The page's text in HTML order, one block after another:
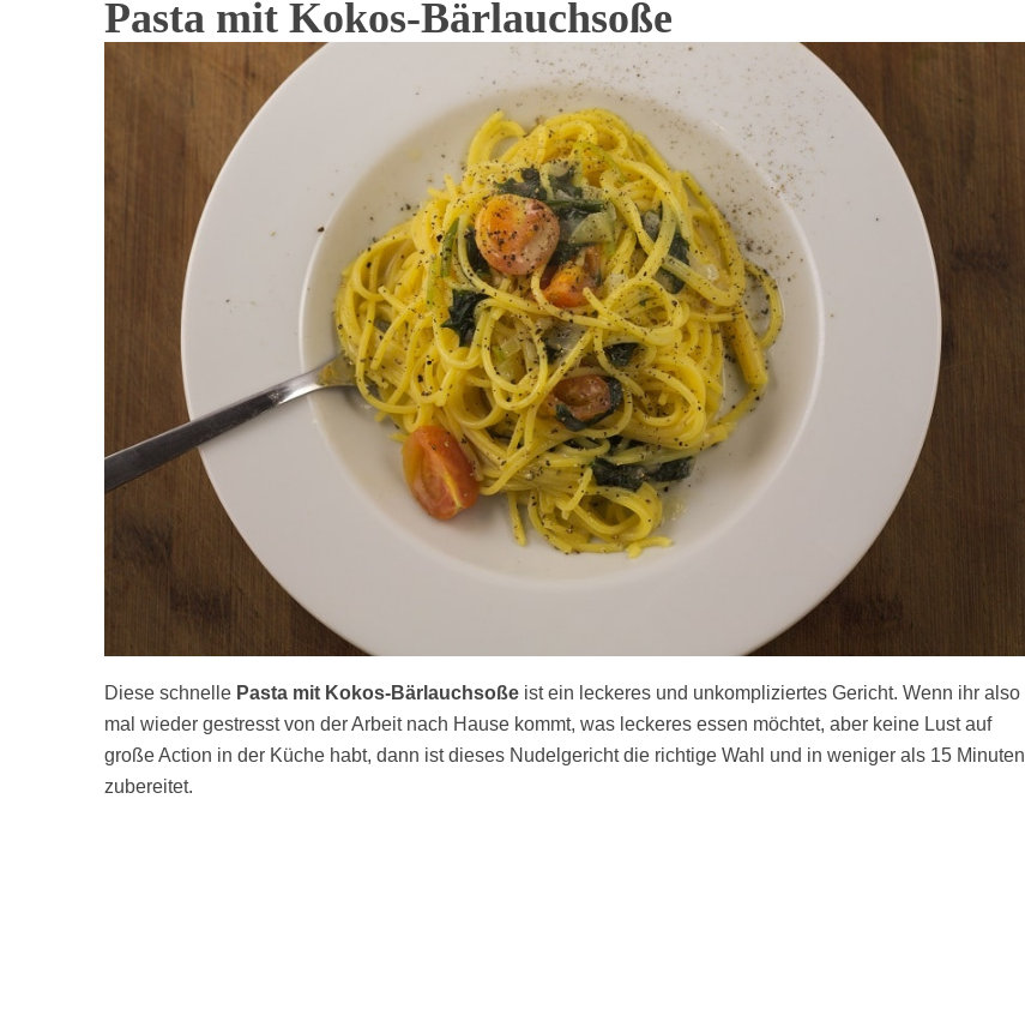
Pasta mit Kokos-Bärlauchsoße
Diese schnelle Pasta mit Kokos-Bärlauchsoße ist ein leckeres und unkompliziertes Gericht. Wenn ihr also
mal wieder gestresst von der Arbeit nach Hause kommt, was leckeres essen möchtet, aber keine Lust auf
große Action in der Küche habt, dann ist dieses Nudelgericht die richtige Wahl und in weniger als 15 Minuten
zubereitet.